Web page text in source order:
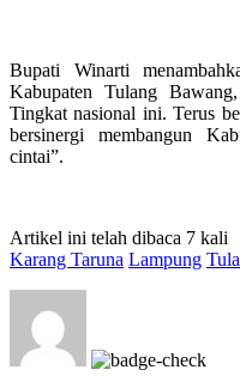
Bupati Winarti
Kabupaten Tulang
Tingkat nasional ini. Terus
bersinergi membangun
cintai”.
Artikel ini telah dibaca 7 kali
Karang Taruna Lampung